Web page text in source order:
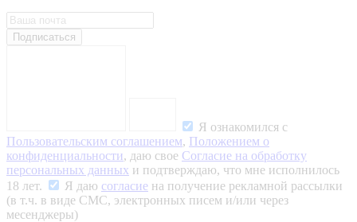
Подписаться
Я ознакомился с
Пользовательским соглашением, Положением о
конфиденциальности, даю свое Согласие на обработку
персональных данных и подтверждаю, что мне исполнилось
18 лет.
Я даю согласие на получение рекламной рассылки
(в т.ч. в виде СМС, электронных писем и/или через
месенджеры)